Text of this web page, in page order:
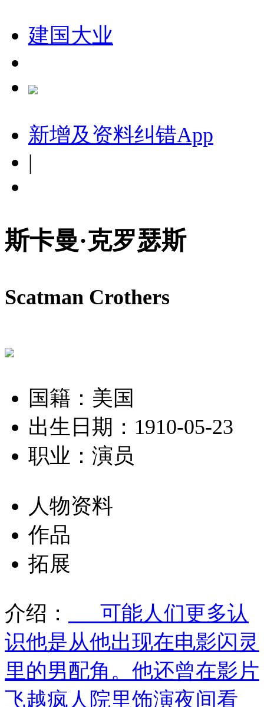
建国大业
新增及资料纠错App
|
斯卡曼·克罗瑟斯
Scatman Crothers
国籍：美国
出生日期：1910-05-23
职业：演员
人物资料
作品
拓展
介绍：
可能人们更多认
识他是从他出现在电影闪灵
里的男配角。他还曾在影片
飞越疯人院里饰演夜间看